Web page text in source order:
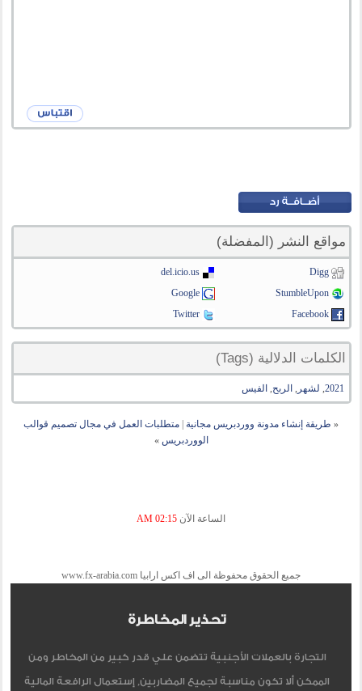
مواقع النشر (المفضلة)
Digg
del.icio.us
StumbleUpon
Google
Facebook
Twitter
الكلمات الدلالية (Tags)
2021
, لشهر , الربح, الفيس
« طريقة إنشاء مدونة ووردبريس مجانية
متطلبات العمل في مجال تصميم قوالب
الووردبريس »
الساعة الآن 02:15 AM
جميع الحقوق محفوظة الى اف اكس ارابيا www.fx-arabia.com
تحذير المخاطرة
التجارة بالعملات الأجنبية تتضمن علي قدر كبير من المخاطر ومن
الممكن ألا تكون مناسبة لجميع المضاربين, إستعمال الرافعة المالية